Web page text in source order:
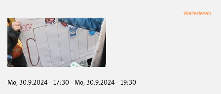
Weiterlesen
Mo, 30.9.2024 - 17:30-Mo, 30.9.2024 - 19:30